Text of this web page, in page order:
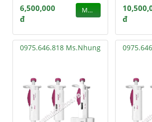
6,500,000
đ
MUA
đ
0975.646.818 Ms.Nhung